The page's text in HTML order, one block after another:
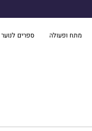
מתח ופעולה ספרים לנוער